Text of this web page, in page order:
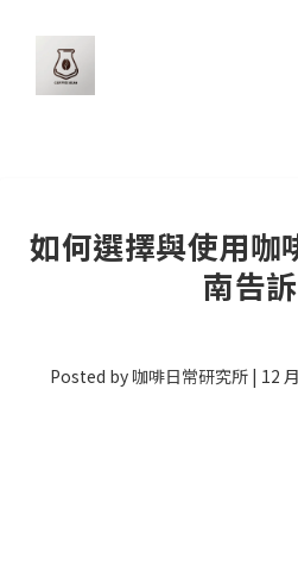
如何選擇與使用咖
南告
Posted by 咖啡日常研究所 | 12